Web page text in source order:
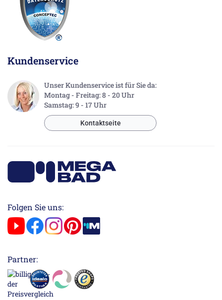
Kundenservice
Unser Kundenservice ist für Sie da:
Montag - Freitag: 8 - 20 Uhr
Samstag: 9 - 17 Uhr
Kontaktseite
Folgen Sie uns:
Partner: